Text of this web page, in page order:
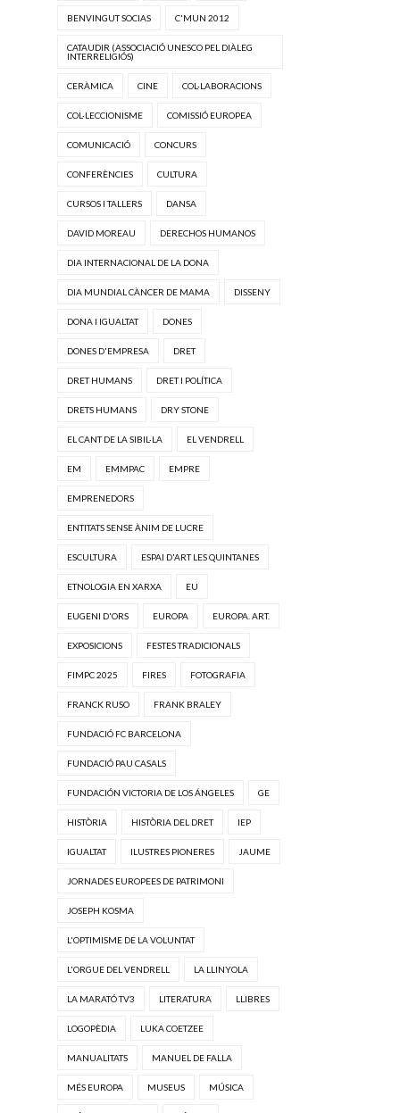
BENVINGUT SOCIAS C'MUN 2012
CATAUDIR (ASSOCIACIÓ UNESCO PEL DIÀLEG
INTERRELIGIÓS)
CERÀMICA CINE COL·LABORACIONS
COL·LECCIONISME COMISSIÓ EUROPEA
COMUNICACIÓ CONCURS
CONFERÈNCIES CULTURA
CURSOS I TALLERS DANSA
DAVID MOREAU DERECHOS HUMANOS
DIA INTERNACIONAL DE LA DONA
DIA MUNDIAL CÀNCER DE MAMA DISSENY
DONA I IGUALTAT DONES
DONES D'EMPRESA DRET
DRET HUMANS DRET I POLÍTICA
DRETS HUMANS DRY STONE
EL CANT DE LA SIBIL·LA EL VENDRELL
EM EMMPAC EMPRE
EMPRENEDORS
ENTITATS SENSE ÀNIM DE LUCRE
ESCULTURA ESPAI D'ART LES QUINTANES
ETNOLOGIA EN XARXA EU
EUGENI D'ORS EUROPA EUROPA. ART.
EXPOSICIONS FESTES TRADICIONALS
FIMPC 2025 FIRES FOTOGRAFIA
FRANCK RUSO FRANK BRALEY
FUNDACIÓ FC BARCELONA
FUNDACIÓ PAU CASALS
FUNDACIÓN VICTORIA DE LOS ÁNGELES GE
HISTÒRIA HISTÒRIA DEL DRET IEP
IGUALTAT ILUSTRES PIONERES JAUME
JORNADES EUROPEES DE PATRIMONI
JOSEPH KOSMA
L'OPTIMISME DE LA VOLUNTAT
L'ORGUE DEL VENDRELL LA LLINYOLA
LA MARATÓ TV3 LITERATURA LLIBRES
LOGOPÈDIA LUKA COETZEE
MANUALITATS MANUEL DE FALLA
MÉS EUROPA MUSEUS MÚSICA